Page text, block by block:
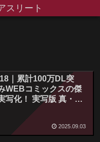
スリート
｜累計100万DL突
WEBコミックスの傑
写化！ 実写版 真・上
ウス～彼女と幼馴染と
～1話目 木下ひまり 花
りか
2025.09.03